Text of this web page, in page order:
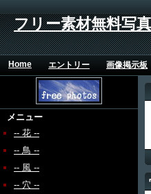
フリー素材無料写
Home エントリー 画像掲示板
メニュー
-- 花 --
-- 鳥 --
-- 風 --
-- 穴 --